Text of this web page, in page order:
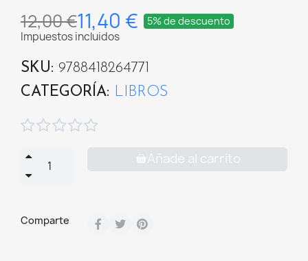
12,00 €11,40 € 5% de descuento
Impuestos incluidos
SKU
9788418264771
CATEGORÍA
LIBROS

Añade al carrito
Comparte